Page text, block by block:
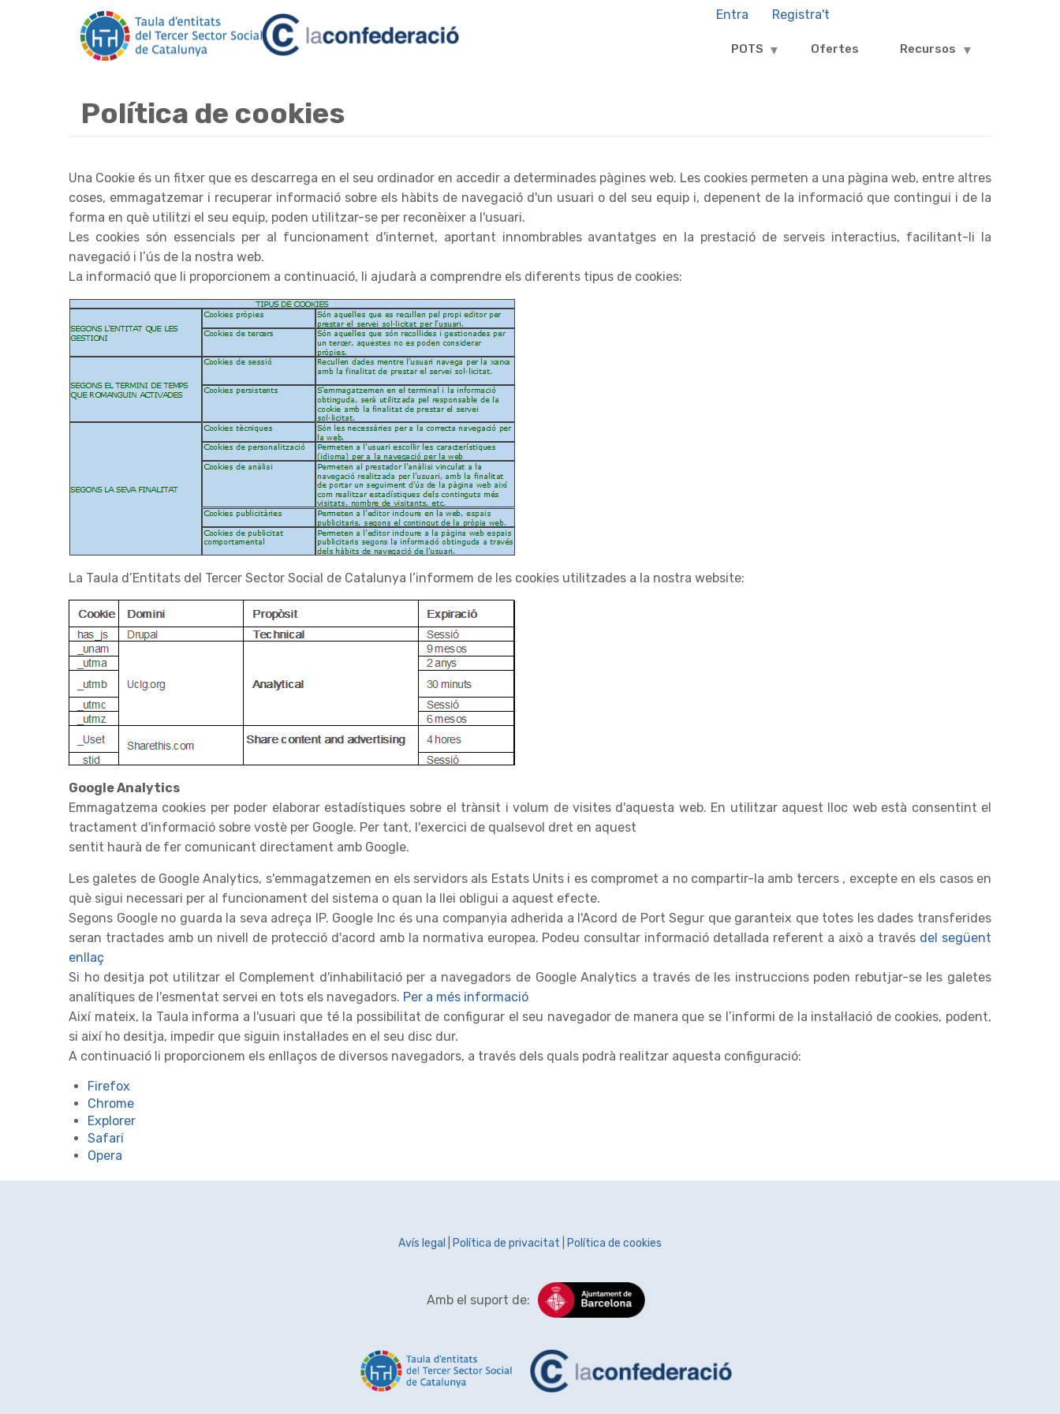
Login
and
Entra Registra't
POTS Ofertes Recursos
Política de cookies
Una Cookie és un fitxer que es descarrega en el seu ordinador en accedir a determinades pàgines web. Les cookies permeten a una pàgina web, entre altres
coses, emmagatzemar i recuperar informació sobre els hàbits de navegació d'un usuari o del seu equip i, depenent de la informació que contingui i de la
forma en què utilitzi el seu equip, poden utilitzar-se per reconèixer a l'usuari.
Les cookies són essencials per al funcionament d'internet, aportant innombrables avantatges en la prestació de serveis interactius, facilitant-li la
navegació i l’ús de la nostra web.
La informació que li proporcionem a continuació, li ajudarà a comprendre els diferents tipus de cookies:
La Taula d’Entitats del Tercer Sector Social de Catalunya l’informem de les cookies utilitzades a la nostra website:
Google Analytics
Emmagatzema cookies per poder elaborar estadístiques sobre el trànsit i volum de visites d'aquesta web. En utilitzar aquest lloc web està consentint el
tractament d'informació sobre vostè per Google. Per tant, l'exercici de qualsevol dret en aquest
sentit haurà de fer comunicant directament amb Google.
Les galetes de Google Analytics, s'emmagatzemen en els servidors als Estats Units i es compromet a no compartir-la amb tercers , excepte en els casos en
què sigui necessari per al funcionament del sistema o quan la llei obligui a aquest efecte.
Segons Google no guarda la seva adreça IP. Google Inc és una companyia adherida a l'Acord de Port Segur que garanteix que totes les dades transferides
seran tractades amb un nivell de protecció d'acord amb la normativa europea. Podeu consultar informació detallada referent a això a través del següent
enllaç
Si ho desitja pot utilitzar el Complement d'inhabilitació per a navegadors de Google Analytics a través de les instruccions poden rebutjar-se les galetes
analítiques de l'esmentat servei en tots els navegadors. Per a més informació
Així mateix, la Taula informa a l'usuari que té la possibilitat de configurar el seu navegador de manera que se l’informi de la instal·lació de cookies, podent,
si així ho desitja, impedir que siguin instal·lades en el seu disc dur.
A continuació li proporcionem els enllaços de diversos navegadors, a través dels quals podrà realitzar aquesta configuració:
Firefox
Chrome
Explorer
Safari
Opera
Avís legal Política de privacitat Política de cookies
Amb el suport de: